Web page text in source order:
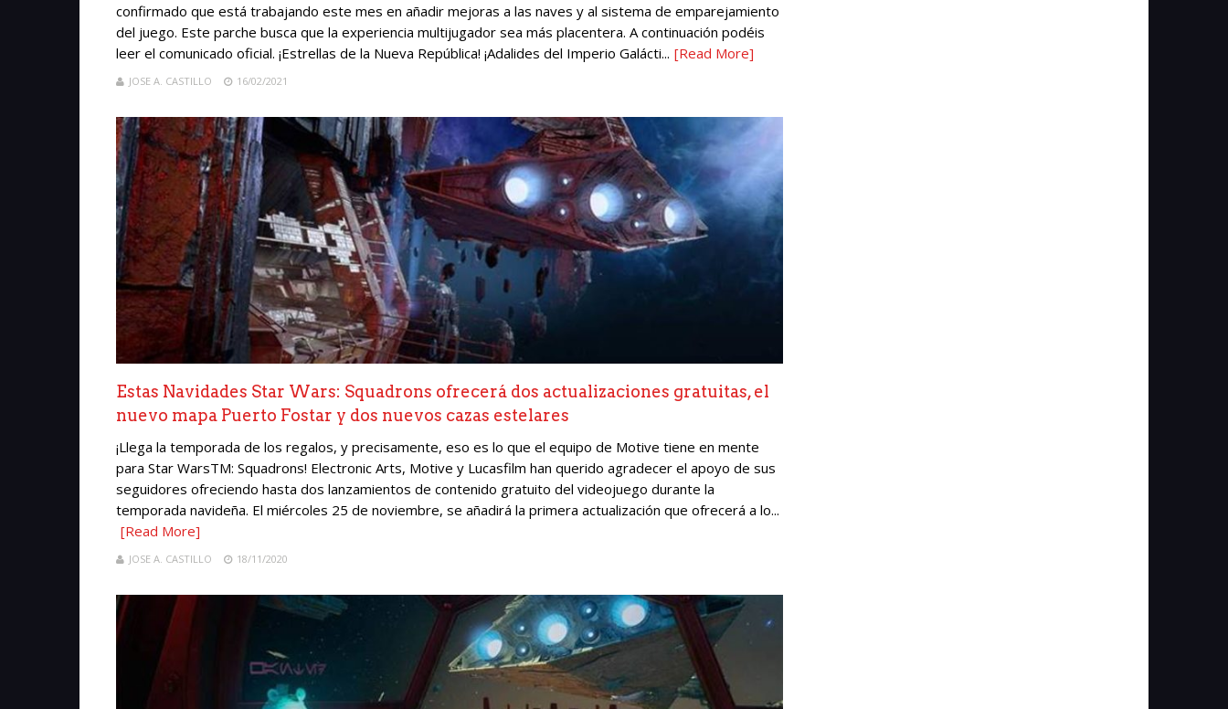
confirmado que está trabajando este mes en añadir mejoras a las naves y al sistema de emparejamiento
del juego. Este parche busca que la experiencia multijugador sea más placentera. A continuación podéis
leer el comunicado oficial. ¡Estrellas de la Nueva República! ¡Adalides del Imperio Galácti... [Read More]
JOSE A. CASTILLO 16/02/2021
Estas Navidades Star Wars: Squadrons ofrecerá dos actualizaciones gratuitas, el
nuevo mapa Puerto Fostar y dos nuevos cazas estelares
¡Llega la temporada de los regalos, y precisamente, eso es lo que el equipo de Motive tiene en mente
para Star WarsTM: Squadrons! Electronic Arts, Motive y Lucasfilm han querido agradecer el apoyo de sus
seguidores ofreciendo hasta dos lanzamientos de contenido gratuito del videojuego durante la
temporada navideña. El miércoles 25 de noviembre, se añadirá la primera actualización que ofrecerá a lo...
[Read More]
JOSE A. CASTILLO 18/11/2020